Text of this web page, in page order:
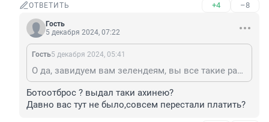
ОТВЕТИТЬ +4 –8
Гость
5 декабря 2024, 07:22
Гость5 декабря 2024, 05:41
О да, завидуем вам зелендеям, вы все такие радужно-честные. Ваш лидер, гривны лишней на себя не потратит, ходитв старой футболке, пуп земли, с Байданом в обнимку, ливерный ему что то чемоданами возит, а уж народ его обожает, за него тысячами на погибель идет.
Ботоотброс ? выдал таки ахинею?
Давно вас тут не было,совсем перестали платить?